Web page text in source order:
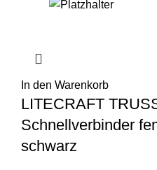
In den Warenkorb
LITECRAFT
Schnellverbinder
schwarz